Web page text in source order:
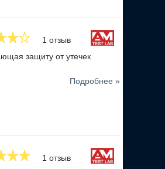
1 отзыв
защиту от утечек
Подробнее »
1 отзыв